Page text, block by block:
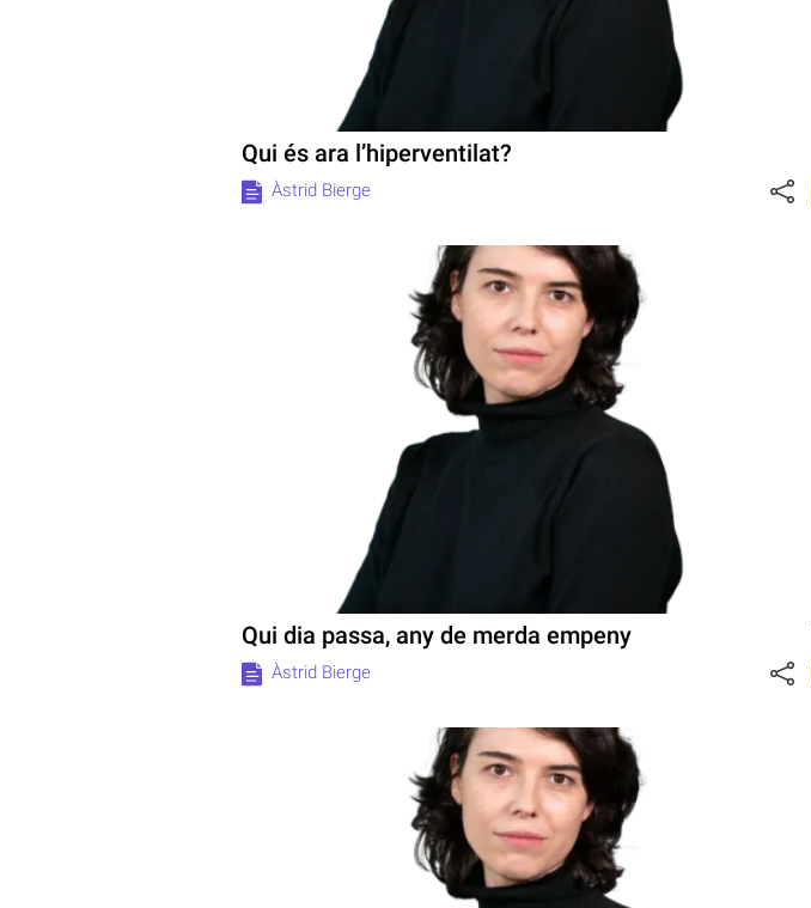
Qui és ara l’hiperventilat?
Àstrid Bierge
Qui dia passa, any de merda empeny
Àstrid Bierge